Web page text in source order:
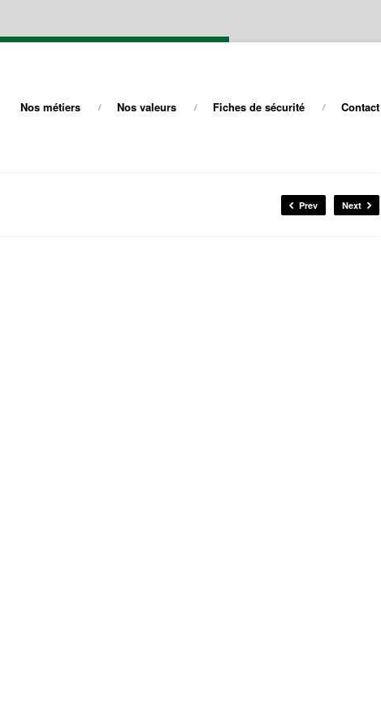
Nos métiers Nos valeurs Fiches de sécurité Contact
Prev Next